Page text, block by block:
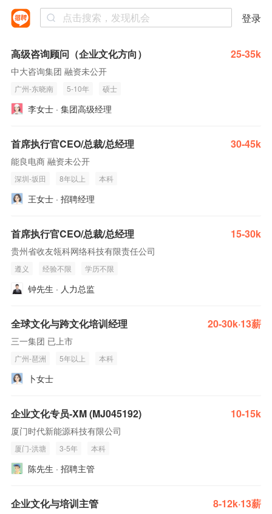
登录
高级咨询顾问（企业文化方向） 25-35k
中大咨询集团 融资未公开
广州-东晓南 5-10年 硕士
李女士 · 集团高级经理
首席执行官CEO/总裁/总经理 30-45k
能良电商 融资未公开
深圳-坂田 8年以上 本科
王女士 · 招聘经理
首席执行官CEO/总裁/总经理 15-30k
贵州省收友瓴科网络科技有限责任公司
遵义 经验不限 学历不限
钟先生 · 人力总监
全球文化与跨文化培训经理 20-30k·13薪
三一集团 已上市
广州-琶洲 5年以上 本科
卜女士
企业文化专员-XM (MJ045192) 10-15k
厦门时代新能源科技有限公司
厦门-洪塘 3-5年 本科
陈先生 · 招聘主管
企业文化与培训主管 8-12k·13薪